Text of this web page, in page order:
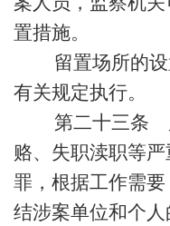
置措施。
留置场所的
有关规定执行。
第二十三条
赂、失职渎职等
罪，根据工作需
结涉案单位和个